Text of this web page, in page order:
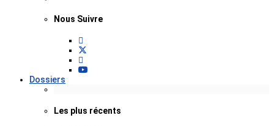
Nous Suivre
Dossiers
Les plus récents